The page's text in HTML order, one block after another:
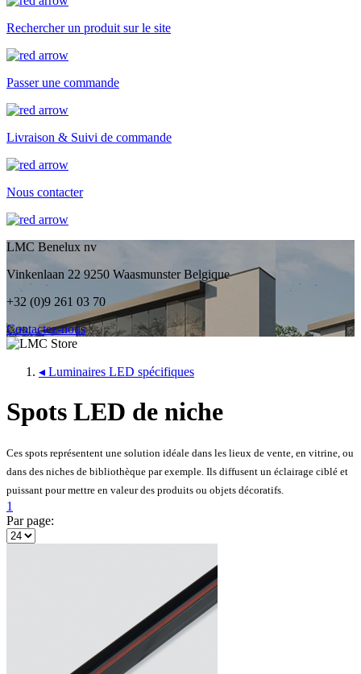
Rechercher un produit sur le site
Passer une commande
Livraison & Suivi de commande
Nous contacter
LMC Benelux nv
Vinkenlaan 22 9250 Waasmunster Belgique
+32 (0)9 261 03 70
Contactez-nous
◂ Luminaires LED spécifiques
Spots LED de niche
Ces spots représentent une solution idéale dans les lieux de vente, en vitrine, ou
dans des niches de bibliothèque par exemple. Ils diffusent un éclairage ciblé et
puissant pour mettre en valeur des produits ou objets décoratifs.
1
Par page: